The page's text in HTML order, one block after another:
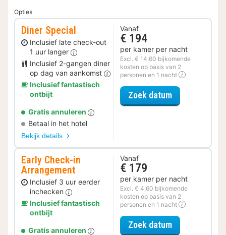
Opties
Diner Special
Inclusief late check-out
1 uur langer
Inclusief 2-gangen diner
op dag van aankomst
Inclusief fantastisch
ontbijt
Gratis annuleren
Betaal in het hotel
Bekijk details
Vanaf
€ 194
per kamer per nacht
Excl. € 14,60 bijkomende
kosten op basis van 2
personen en 1 nacht
Zoek datumvoor Diner
Early Check-in
Arrangement
Inclusief 3 uur eerder
inchecken
Inclusief fantastisch
ontbijt
Gratis annuleren
Vanaf
€ 179
per kamer per nacht
Excl. € 4,60 bijkomende
kosten op basis van 2
personen en 1 nacht
Zoek datumvoor Early